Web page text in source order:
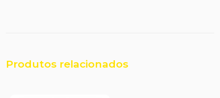
Produtos relacionados